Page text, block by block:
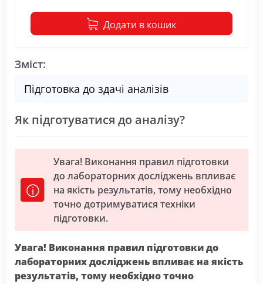
Додати в кошик
Зміст:
Підготовка до здачі аналізів
Як підготуватися до аналізу?
Увага! Виконання правил підготовки
до лабораторних досліджень впливає
на якість результатів, тому необхідно
точно дотримуватися техніки
підготовки.
Увага! Виконання правил підготовки до
лабораторних досліджень впливає на якість
результатів, тому необхідно точно